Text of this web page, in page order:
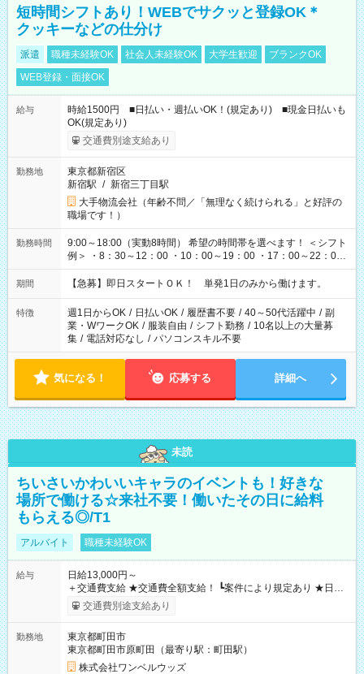
短時間シフトあり！WEBでサクッと登録OK＊
クッキーなどの仕分け
派遣 職種未経験OK 社会人未経験OK 大学生歓迎
ブランクOK
WEB登録・面接OK
給与
時給1500円 ■日払い・週払いOK！(規定あり) ■現金日払いも
OK(規定あり)
交通費別途支給あり
勤務地
東京都新宿区
新宿駅 / 新宿三丁目駅
大手物流会社（年齢不問／「無理なく続けられる」と好評の
職場です！）
勤務時間
9:00～18:00（実動8時間） 希望の時間帯を選べます！ ＜シフト
例＞ ・8：30～12：00 ・10：00～19：00 ・17：00～22：00
・13：00～22：00 ・22：00～翌6：00 など
期間 【急募】即日スタートＯＫ！ 単発1日のみから働けます。
特徴 週1日からOK / 日払いOK / 履歴書不要 / 40～50代活躍中 / 副
業・WワークOK / 服装自由 / シフト勤務 / 10名以上の大量募
集 / 電話対応なし / パソコンスキル不要
気になる！ 応募する 詳細へ
未読
ちいさいかわいいキャラのイベントも！好きな
場所で働ける☆来社不要！働いたその日に給料
もらえる◎/T1
アルバイト 職種未経験OK
給与
日給13,000円～
＋交通費支給 ★交通費全額支給！ ┗案件により規定あり ★日払
いOK！（規定あり） ┗働いたその日に現金GET♪ お仕事後はコ
ンビニATMから 日払い分を引き落とせます！ 【試用期間】試
交通費別途支給あり
勤務地
東京都町田市
東京都町田市原町田（最寄り駅：町田駅）
株式会社ワンベルウッズ